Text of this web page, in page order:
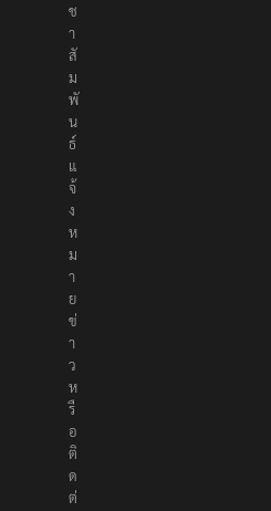
ช
า
สั
ม
พั
น
ธ์
แ
จ้
ง
ห
ม
า
ย
ข่
า
ว
ห
รื
อ
ติ
ด
ต่